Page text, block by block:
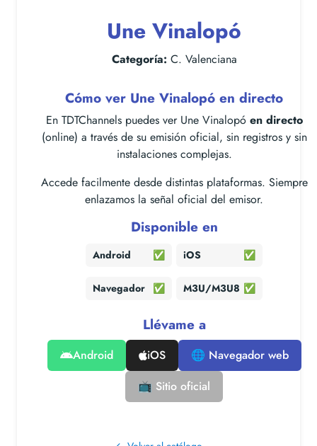
Une Vinalopó
Categoría: C. Valenciana
Cómo ver Une Vinalopó en directo
En TDTChannels puedes ver Une Vinalopó en directo
(online) a través de su emisión oficial, sin registros y sin
instalaciones complejas.
Accede facilmente desde distintas plataformas. Siempre
enlazamos la señal oficial del emisor.
Disponible en
Android ✅ iOS ✅
Navegador ✅ M3U/M3U8 ✅
Llévame a
Android iOS
🌐 Navegador web
📺 Sitio oficial